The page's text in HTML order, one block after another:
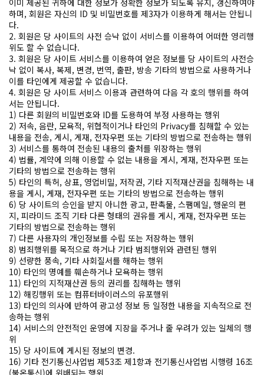
하며, 회원은 자신의 ID 및 비밀번호를 제3자가 이용하게 해서는 안됩니
다.
2. 회원은 당 사이트의 사전 승낙 없이 서비스를 이용하여 어떠한 영리행
위도 할 수 없습니다.
3. 회원은 당 사이트 서비스를 이용하여 얻은 정보를 당 사이트의 사전승
낙 없이 복사, 복제, 변경, 번역, 출판, 방송 기타의 방법으로 사용하거나
이를 타인에게 제공할 수 없습니다.
4. 회원은 당 사이트 서비스 이용과 관련하여 다음 각 호의 행위를 하여
서는 안됩니다.
1) 다른 회원의 비밀번호와 ID를 도용하여 부정 사용하는 행위
2) 저속, 음란, 모욕적, 위협적이거나 타인의 Privacy를 침해할 수 있는
내용을 전송, 게시, 게재, 전자우편 또는 기타의 방법으로 전송하는 행위
3) 서비스를 통하여 전송된 내용의 출처를 위장하는 행위
4) 법률, 계약에 의해 이용할 수 없는 내용을 게시, 게재, 전자우편 또는
기타의 방법으로 전송하는 행위
5) 타인의 특허, 상표, 영업비밀, 저작권, 기타 지적재산권을 침해하는 내
용을 게시, 게재, 전자우편 또는 기타의 방법으로 전송하는 행위
6) 당 사이트의 승인을 받지 아니한 광고, 판촉물, 스팸메일, 행운의 편
지, 피라미드 조직 기타 다른 형태의 권유를 게시, 게재, 전자우편 또는
기타의 방법으로 전송하는 행위
7) 다른 사용자의 개인정보를 수립 또는 저장하는 행위
8) 범죄행위를 목적으로 하거나 기타 범죄행위와 관련된 행위
9) 선량한 풍속, 기타 사회질서를 해하는 행위
10) 타인의 명예를 훼손하거나 모욕하는 행위
11) 타인의 지적재산권 등의 권리를 침해하는 행위
12) 해킹행위 또는 컴퓨터바이러스의 유포행위
13) 타인의 의사에 반하여 광고성 정보 등 일정한 내용을 지속적으로 전
송하는 행위
14) 서비스의 안전적인 운영에 지장을 주거나 줄 우려가 있는 일체의 행
위
15) 당 사이트에 게시된 정보의 변경.
16) 기타 전기통신사업법 제53조 제1항과 전기통신사업법 시행령 16조
(불온통신)에 위배되는 행위